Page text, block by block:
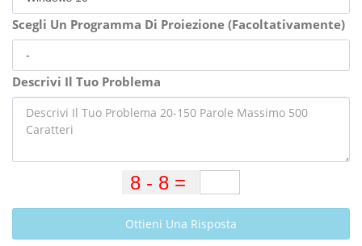
Scegli Un Programma Di Proiezione (Facoltativamente)
Descrivi Il Tuo Problema
Ottieni Una Risposta